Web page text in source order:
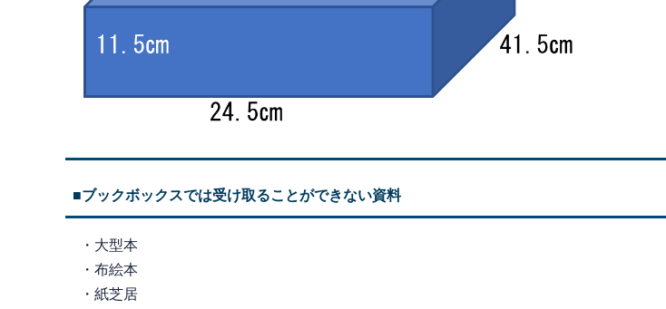
■ブックボックスでは受け取ることができない資料
・大型本
・布絵本
・紙芝居